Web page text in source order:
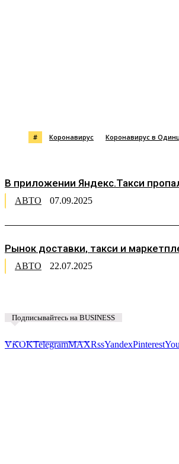
# Коронавирус Коронавирус в
В приложении Яндекс.Такси
АВТО 07.09.2025
Рынок доставки, такси и
АВТО 22.07.2025
Подписывайтесь на BUSINESS
VKOKTelegramMAXRssYandexPinterest